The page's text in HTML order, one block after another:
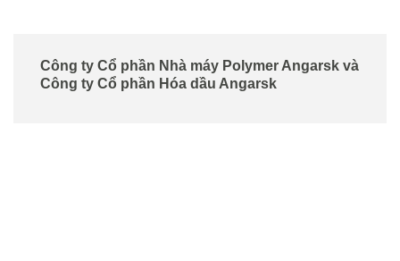
Công ty Cổ phần Nhà máy Polymer Angarsk và
Công ty Cổ phần Hóa dầu Angarsk